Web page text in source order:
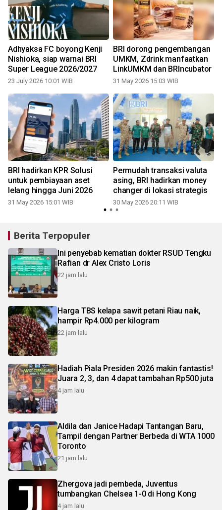
Adhyaksa FC boyong Kenji
Nishioka, siap warnai BRI
Super League 2026/2027
23 July 2026 10:01 WIB
BRI dorong pengembangan
UMKM, Zdrink manfaatkan
LinkUMKM dan BRIncubator
31 May 2026 15:03 WIB
BRI hadirkan KPR Solusi
untuk pembiayaan aset
lelang hingga Juni 2026
31 May 2026 15:01 WIB
Permudah transaksi valuta
asing, BRI hadirkan money
changer di lokasi strategis
30 May 2026 20:11 WIB
Berita Terpopuler
Ini penyebab kematian dokter RSUD Tengku
Rafian dr Alex Cristo Loris
22 jam lalu
Harga TBS kelapa sawit petani Riau naik,
hampir Rp4.000 per kilogram
22 jam lalu
Hadiah Piala Presiden 2026 makin fantastis!
Juara 2, 3, dan 4 dapat tambahan Rp500 juta
4 jam lalu
Aldila dan Janice Hadapi Tantangan Baru,
Tampil dengan Partner Berbeda di WTA 1000
Toronto
21 jam lalu
Zhergova jadi pembeda, Juventus
tumbangkan Chelsea 1-0 di Hong Kong
4 jam lalu